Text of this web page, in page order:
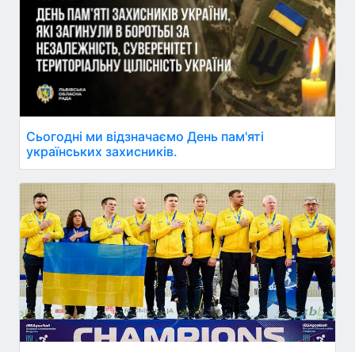
Сьогодні ми відзначаємо День пам'яті
українських захисників.